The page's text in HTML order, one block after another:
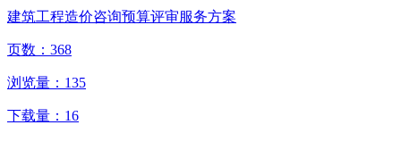
建筑工程造价咨询预算评审服务方案
页数： 368
浏览量： 135
下载量： 16